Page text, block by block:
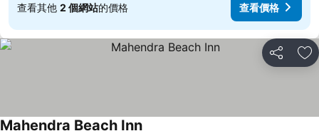
查看其他 2 個網站的價格 查看價格
分享 加
Mahendra Beach Inn